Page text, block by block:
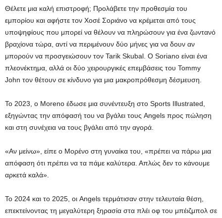
Θέλετε μια καλή επιστροφή; Προλάβετε την προθεσμία του
εμπορίου και αφήστε τον Χοσέ Σοριάνο να κρέμεται από τους
υποψηφίους που μπορεί να θέλουν να πληρώσουν για ένα ζωντανό
βραχίονα τώρα, αντί να περιμένουν δύο μήνες για να δουν αν
μπορούν να προσγειώσουν τον Tarik Skubal. Ο Soriano είναι ένα
πλεονέκτημα, αλλά οι δύο χειρουργικές επεμβάσεις του Tommy
John τον θέτουν σε κίνδυνο για μια μακροπρόθεσμη δέσμευση.
Το 2023, ο Moreno έδωσε μια συνέντευξη στο Sports Illustrated,
εξηγώντας την απόφασή του να βγάλει τους Angels προς πώληση
και στη συνέχεια να τους βγάλει από την αγορά.
«Αν μείνω», είπε ο Μορένο στη γυναίκα του, «πρέπει να πάρω μια
απόφαση ότι πρέπει να τα πάμε καλύτερα. Απλώς δεν το κάνουμε
αρκετά καλά».
Το 2024 και το 2025, οι Angels τερμάτισαν στην τελευταία θέση,
επεκτείνοντας τη μεγαλύτερη ξηρασία στα πλέι οφ του μπέιζμπολ σε